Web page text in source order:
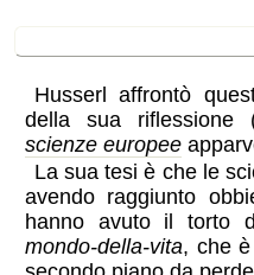
Husserl affrontò
della sua riflessione
scienze europee
La sua tesi è che le
avendo raggiunto
hanno avuto il torto
mondo-della-vita, che